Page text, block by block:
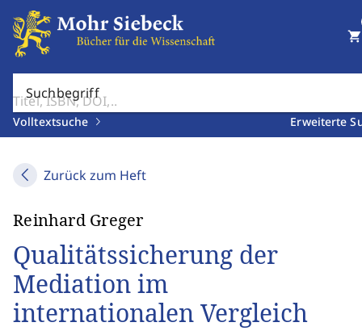
Suchbegriff
Volltextsuche Erweiterte
shopping_cart
Zurück zum Heft
Reinhard Greger
Qualitätssicherung der
Mediation im
internationalen Vergleich